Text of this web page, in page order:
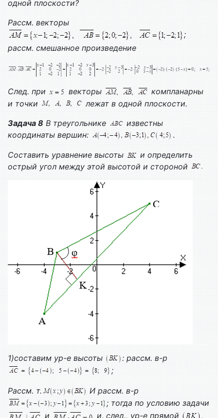
одной плоскости?
Рассм. векторы
;
рассм. смешанное произведение
След. при векторы
компланарны
и точки
лежат в одной плоскости.
Задача 8 В треугольнике
известны
координаты вершин:
.
Составить уравнение высоты
и определить
острый угол между этой высотой и стороной
1)составим ур-е высоты
: рассм. в-р
;
Рассм. т.
И рассм. в-р
; тогда по условию задачи
и
и, след., ур-е прямой ,